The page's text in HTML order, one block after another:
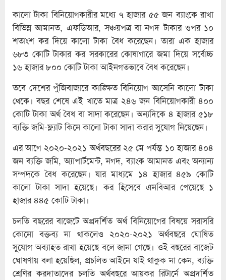
কালো টাকা বিনিয়োগকারীর মধ্যে ৭ হাজার ৫৫ জন ব্যাংকে রাখা
বিভিন্ন আমানত, এফডিআর, সঞ্চয়পত্র বা নগদ টাকার ওপর ১০
শতাংশ কর দিয়ে কালো টাকা বৈধ করেছেন। তারা এক হাজার
৬৮৩ কোটি টাকার কর সরকারের কোষাগারে জমা দিয়ে সর্বোচ্চ
১৬ হাজার ৮০০ কোটি টাকা আইনগতভাবে বৈধ করেছেন।
তবে দেশের পুঁজিবাজারে কাঙ্ক্ষিত বিনিয়োগ আসেনি কালো টাকা
থেকে। বছর শেষে এই খাতে মাত্র ২৪৬ জন বিনিয়োগকারী ৪০০
কোটি টাকা অর্থ বৈধ বা সাদা করেছেন। অন্যদিকে ৪ হাজার ৫১৮
ব্যক্তি জমি-ফ্ল্যাট কিনে কালো টাকা সাদা করার সুযোগ নিয়েছেন।
এর আগে ২০২০-২০২১ অর্থবছরের ২৫ মে পর্যন্ত ১০ হাজার ৪০৪
জন ব্যক্তি জমি, অ্যাপার্টমেন্ট, নগদ, ব্যাংক আমানত এবং অন্যান্য
সম্পদকে বৈধ করেছেন। যার মাধ্যমে ১৪ হাজার ৪৫৯ কোটি
কালো টাকা সাদা হয়েছে। কর হিসেবে এনবিআর পেয়েছে ১
হাজার ৪৪৫ কোটি টাকা।
চলতি বছরের বাজেটে অপ্রদর্শিত অর্থ বিনিয়োগের বিষয়ে সরাসরি
কোনো বক্তব্য না থাকলেও ২০২০-২০২১ অর্থবছরে ঘোষিত
সুযোগ অব্যাহত রাখা হয়েছে বলে জানা গেছে। ওই বছরের বাজেট
ঘোষণায় বলা হয়েছিল, প্রচলিত আইনে যাই থাকুক না কেন, ব্যক্তি
শ্রেণির করদাতাদের চলতি অর্থবছরে আয়কর রিটার্নে অপ্রদর্শিত